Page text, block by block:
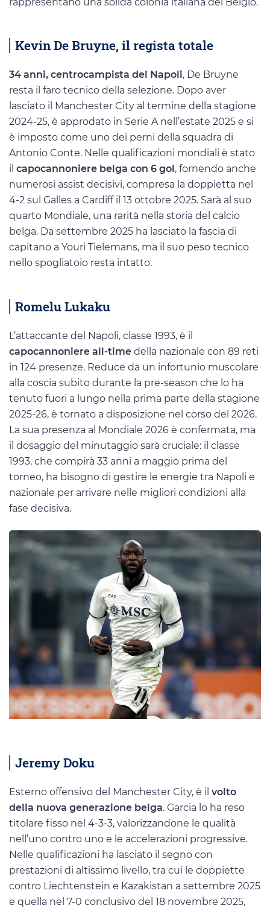
Kevin De Bruyne, il regista totale
34 anni, centrocampista del Napoli, De Bruyne
resta il faro tecnico della selezione. Dopo aver
lasciato il Manchester City al termine della stagione
2024-25, è approdato in Serie A nell’estate 2025 e si
è imposto come uno dei perni della squadra di
Antonio Conte. Nelle qualificazioni mondiali è stato
il capocannoniere belga con 6 gol , fornendo anche
numerosi assist decisivi, compresa la doppietta nel
4-2 sul Galles a Cardiff il 13 ottobre 2025. Sarà al suo
quarto Mondiale, una rarità nella storia del calcio
belga. Da settembre 2025 ha lasciato la fascia di
capitano a Youri Tielemans, ma il suo peso tecnico
nello spogliatoio resta intatto.
Romelu Lukaku
L’attaccante del Napoli, classe 1993, è il
capocannoniere all-time della nazionale con 89 reti
in 124 presenze. Reduce da un infortunio muscolare
alla coscia subito durante la pre-season che lo ha
tenuto fuori a lungo nella prima parte della stagione
2025-26, è tornato a disposizione nel corso del 2026.
La sua presenza al Mondiale 2026 è confermata, ma
il dosaggio del minutaggio sarà cruciale: il classe
1993, che compirà 33 anni a maggio prima del
torneo, ha bisogno di gestire le energie tra Napoli e
nazionale per arrivare nelle migliori condizioni alla
fase decisiva.
Jeremy Doku
Esterno offensivo del Manchester City, è il volto
della nuova generazione belga. Garcia lo ha reso
titolare fisso nel 4-3-3, valorizzandone le qualità
nell’uno contro uno e le accelerazioni progressive.
Nelle qualificazioni ha lasciato il segno con
prestazioni di altissimo livello, tra cui le doppiette
contro Liechtenstein e Kazakistan a settembre 2025
e quella nel 7-0 conclusivo del 18 novembre 2025,